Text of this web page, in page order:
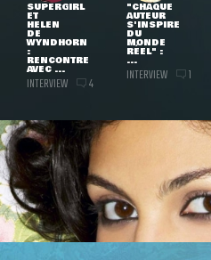
SUPERGIRL
ET
HELEN
DE
WYNDHORN
:
RENCONTRE
AVEC ...
INTERVIEW 4
"CHAQUE
AUTEUR
S'INSPIRE
DU
MONDE
RÉEL" :
...
INTERVIEW 1